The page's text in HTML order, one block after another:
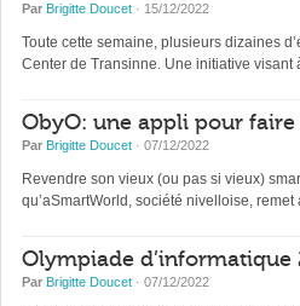
Par Brigitte Doucet · 15/12/2022
Toute cette semaine, plusieurs dizaines
Center de Transinne. Une initiative visant
ObyO: une appli pour
Par Brigitte Doucet · 07/12/2022
Revendre son vieux (ou pas si vieux)
qu’aSmartWorld, société nivelloise,
Olympiade
Par Brigitte Doucet · 07/12/2022